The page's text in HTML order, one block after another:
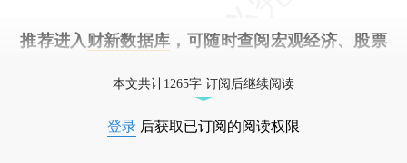
推荐进入 财新数据库 ，可随时查阅宏观经济、股票
本文共计1265字 订阅后继续阅读
登录 后获取已订阅的阅读权限